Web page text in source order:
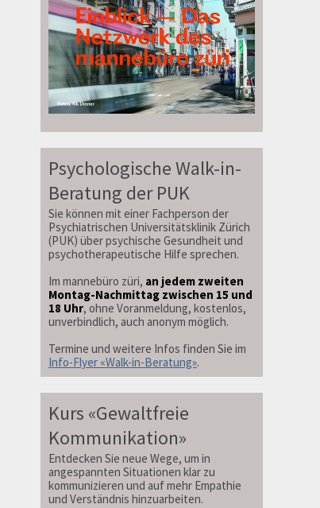
Psychologische Walk-in-
Beratung der PUK
Sie können mit einer Fachperson der
Psychiatrischen Universitätsklinik Zürich
(PUK) über psychische Gesundheit und
psychotherapeutische Hilfe sprechen.
Im mannebüro züri, an jedem zweiten
Montag-Nachmittag zwischen 15 und
18 Uhr, ohne Voranmeldung, kostenlos,
unverbindlich, auch anonym möglich.
Termine und weitere Infos finden Sie im
Info-Flyer «Walk-in-Beratung».
Kurs «Gewaltfreie
Kommunikation»
Entdecken Sie neue Wege, um in
angespannten Situationen klar zu
kommunizieren und auf mehr Empathie
und Verständnis hinzuarbeiten.